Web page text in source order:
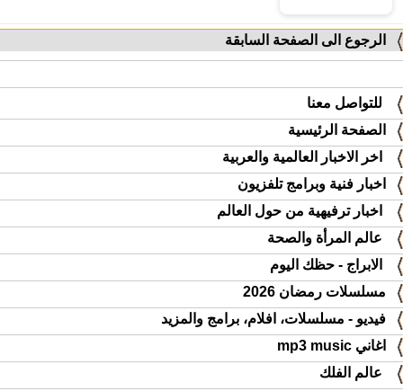
الرجوع الى الصفحة السابقة
للتواصل معنا
الصفحة الرئيسية
اخر الاخبار العالمية والعربية
اخبار فنية وبرامج تلفزيون
اخبار ترفيهية من حول العالم
عالم المرأة والصحة
الابراج - حظك اليوم
مسلسلات رمضان 2026
فيديو - مسلسلات، افلام، برامج والمزيد
اغاني mp3 music
عالم الفلك